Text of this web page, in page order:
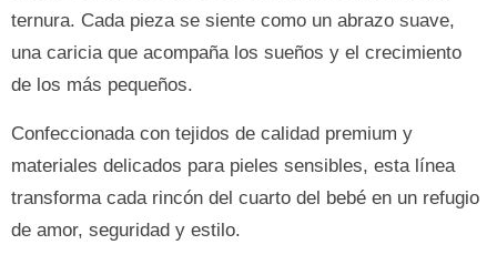
ternura. Cada pieza se siente como un abrazo suave,
una caricia que acompaña los sueños y el crecimiento
de los más pequeños.
Confeccionada con tejidos de calidad premium y
materiales delicados para pieles sensibles, esta línea
transforma cada rincón del cuarto del bebé en un refugio
de amor, seguridad y estilo.